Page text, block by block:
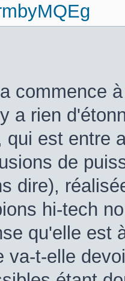
commence
a rien
qui est entre
de
dire),
hi-tech
qu'elle est
va-t-elle